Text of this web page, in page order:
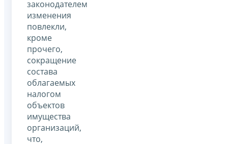
законодателем
изменения
повлекли,
кроме
прочего,
сокращение
состава
облагаемых
налогом
объектов
имущества
организаций,
что,